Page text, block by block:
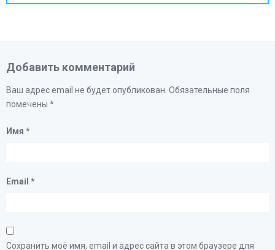
Добавить комментарий
Ваш адрес email не будет опубликован. Обязательные поля
помечены *
Имя *
Email *
Сохранить моё имя, email и адрес сайта в этом браузере для